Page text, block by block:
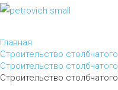
Главная
Строительство
Строительство
Строительство